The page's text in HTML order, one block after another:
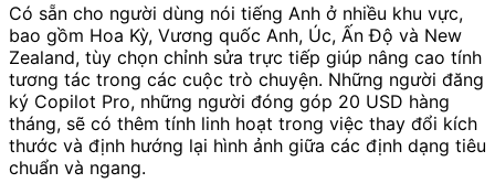
Có sẵn cho người dùng nói tiếng Anh ở nhiều khu vực,
bao gồm Hoa Kỳ, Vương quốc Anh, Úc, Ấn Độ và New
Zealand, tùy chọn chỉnh sửa trực tiếp giúp nâng cao tính
tương tác trong các cuộc trò chuyện. Những người đăng
ký Copilot Pro, những người đóng góp 20 USD hàng
tháng, sẽ có thêm tính linh hoạt trong việc thay đổi kích
thước và định hướng lại hình ảnh giữa các định dạng tiêu
chuẩn và ngang.